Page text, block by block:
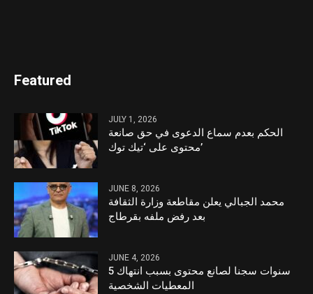
Featured
JULY 1, 2026
الحكم بعدم سماع الدعوى في حق صانعة
محتوى على ‘تيك توك’
JUNE 8, 2026
محمد الجبالي يعلن مقاطعة وزارة الثقافة
بعد رفض ملفه بقرطاج
JUNE 4, 2026
5 سنوات سجنا لصانع محتوى بسبب انتهاك
المعطيات الشخصية